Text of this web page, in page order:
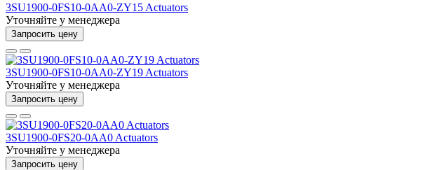
3SU1900-0FS10-0AA0-ZY15 Actuators
Уточняйте у менеджера
Запросить цену
3SU1900-0FS10-0AA0-ZY19 Actuators
Уточняйте у менеджера
Запросить цену
3SU1900-0FS20-0AA0 Actuators
Уточняйте у менеджера
Запросить цену